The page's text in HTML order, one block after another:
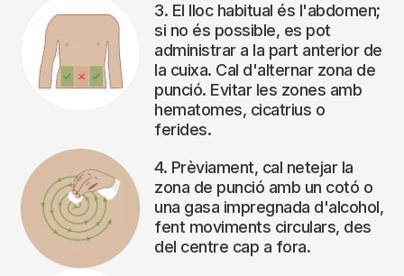
3. El lloc habitual és l'abdomen;
si no és possible, es pot
administrar a la part anterior de
la cuixa. Cal d'alternar zona de
punció. Evitar les zones amb
hematomes, cicatrius o
ferides.
4. Prèviament, cal netejar la
zona de punció amb un cotó o
una gasa impregnada d'alcohol,
fent moviments circulars, des
del centre cap a fora.